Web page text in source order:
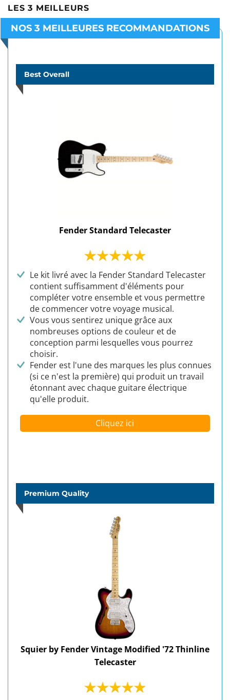
LES 3 MEILLEURS
NOS 3 MEILLEURES RECOMMANDATIONS
Best Overall
Fender Standard Telecaster
Le kit livré avec la Fender Standard Telecaster
contient suffisamment d'éléments pour
compléter votre ensemble et vous permettre
de commencer votre voyage musical.
Vous vous sentirez unique grâce aux
nombreuses options de couleur et de
conception parmi lesquelles vous pourrez
choisir.
Fender est l'une des marques les plus connues
(si ce n'est la première) qui produit un travail
étonnant avec chaque guitare électrique
qu'elle produit.
Cliquez ici
Premium Quality
Squier by Fender Vintage Modified '72 Thinline
Telecaster